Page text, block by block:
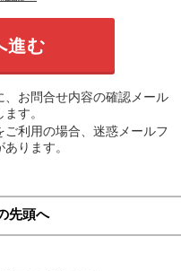
お問合せ内容の確認メール
す。
利用の場合、迷惑メールフ
ります。
先頭へ